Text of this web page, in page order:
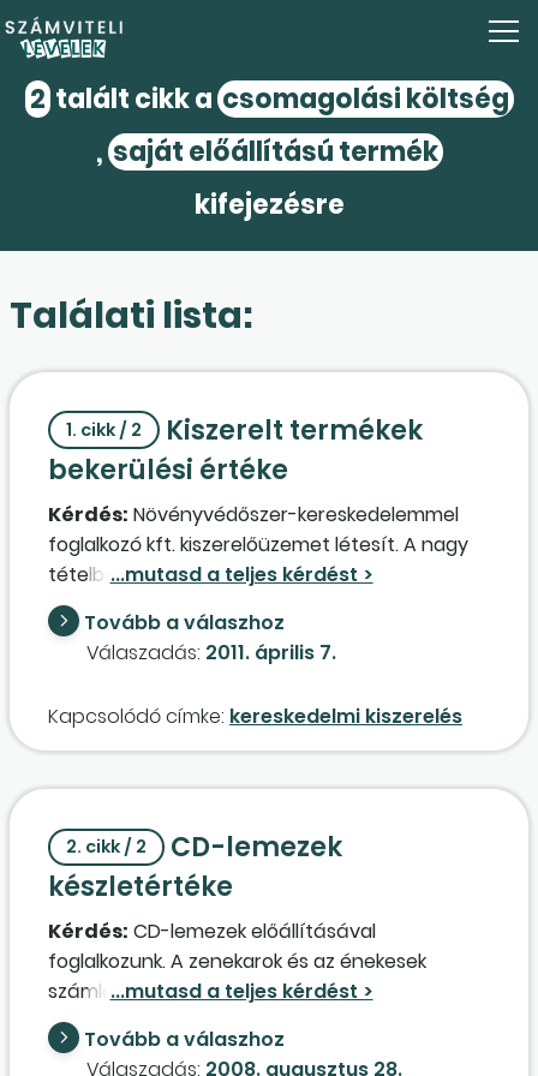
2talált cikk a csomagolási költség
, saját előállítású termék
kifejezésre
Találati lista:
1. cikk / 2
Kiszerelt termékek
bekerülési értéke
Kérdés: Növényvédőszer-kereskedelemmel
foglalkozó kft. kiszerelőüzemet létesít. A nagy
tételben (tartályban) megvásárolt
növényvédő szert gépsoron átcsomagolja, és
kisebb szerelésben továbbértékesíti a nagy- és
kiskereskedelmi egységeiben. A csomagoláshoz
beszerzett növényvédő szer árubeszerzésnek
vagy anyagköltségnek minősül? A felhasznált
csomagolóanyagot hogyan könyveljük? A
kell nyilvántartani és könyvelni? A kiszerelt
termék bekerülési értékét hogyan határozzuk
meg?
Tovább a válaszhoz
Válaszadás: 2011. április 7.
Kapcsolódó címke: kereskedelmi kiszerelés
2. cikk / 2
CD-lemezek
készletértéke
Kérdés: CD-lemezek előállításával
foglalkozunk. A zenekarok és az énekesek
számláit közvetített szolgáltatásként
könyveljük, az üres CD-lemezt
anyagköltségként, a csomagolást a megfelelő
Tovább a válaszhoz
Válaszadás: 2008. augusztus 28.